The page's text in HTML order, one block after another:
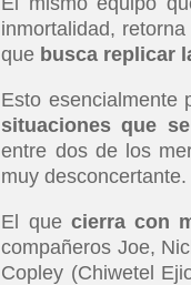
inmortalidad,
que busca replicar
Esto
situaciones que
entre dos de los
muy desconcertante.
El que cierra con
compañeros Joe,
Copley (Chiwetel